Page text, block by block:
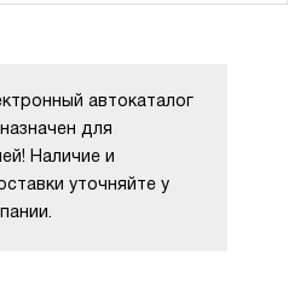
автокаталог
для
Наличие и
уточняйте у